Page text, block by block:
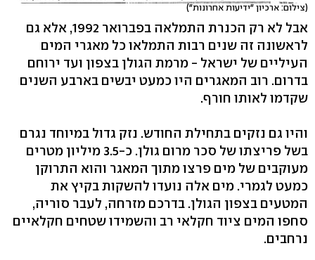
(צילום: ארכיון "ידיעות אחרונות")
אבל לא רק הכנרת התמלאה בפברואר 1992, אלא גם
לראשונה זה שנים רבות התמלאו כל מאגרי המים
העיליים של ישראל - מרמת הגולן בצפון ועד ירוחם
בדרום. רוב המאגרים היו כמעט יבשים בארבע השנים
שקדמו לאותו חורף.
והיו גם נזקים בתחילת החודש. נזק גדול במיוחד נגרם
בשל פריצתו של סכר מרום גולן. כ-3.5 מיליון מטרים
מעוקבים של מים פרצו מתוך המאגר והוא התרוקן
כמעט לגמרי. מים אלה נועדו להשקות בקיץ את
המטעים בצפון הגולן. בדרכם מזרחה, לעבר סוריה,
סחפו המים ציוד חקלאי רב והשמידו שטחים חקלאיים
נרחבים.